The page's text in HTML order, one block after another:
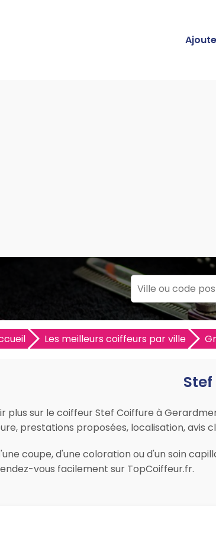
Les meilleurs coiffeurs par ville
plus sur le coiffeur Stef Coiffure à
prestations proposées, localisation, avis
coupe, d'une coloration ou d'un soin
vous facilement sur TopCoiffeur.fr.